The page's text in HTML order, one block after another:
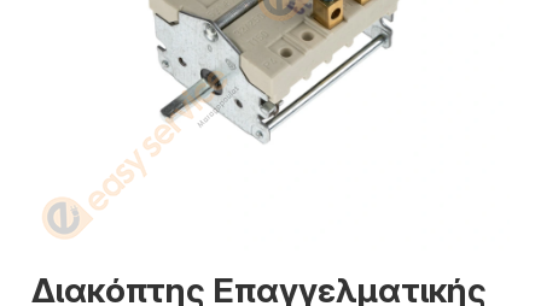
Διακόπτης Επαγγελματικής